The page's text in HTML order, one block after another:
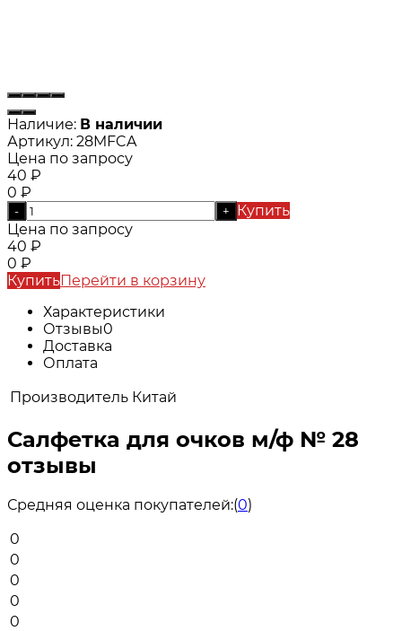
Наличие: В наличии
Артикул: 28MFCA
Цена по запросу
40 ₽
0 ₽
- +
Купить
Цена по запросу
40 ₽
0 ₽
КупитьПерейти в корзину
Характеристики
Отзывы0
Доставка
Оплата
Производитель Китай
Салфетка для очков м/ф № 28
отзывы
Средняя оценка покупателей:(0)
0
0
0
0
0